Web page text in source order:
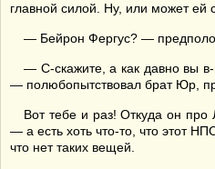
главной силой. Ну, или может ей
— Бейрон Фергус? —
— С-скажите, а как давно вы
— полюбопытствовал брат Юр,
Вот тебе и раз! Откуда он про
— а есть хоть что-то, что этот
что нет таких вещей.